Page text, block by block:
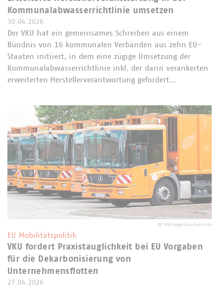
Kommunalabwasserrichtlinie umsetzen
30.04.2026
Der VKU hat ein gemeinsames Schreiben aus einem
Bündnis von 16 kommunalen Verbänden aus zehn EU-
Staaten initiiert, in dem eine zügige Umsetzung der
Kommunalabwasserrichtlinie inkl. der darin verankerten
erweiterten Herstellerverantwortung gefordert…
© VKU/regentaucher.com
EU Mobilitätspolitik
VKU fordert Praxistauglichkeit bei EU Vorgaben
für die Dekarbonisierung von
Unternehmensflotten
27.04.2026